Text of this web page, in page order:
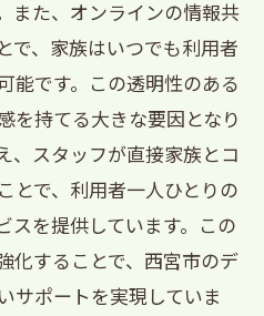
また、オンラインの情報共
で、家族はいつでも利用者
能です。この透明性のある
を持てる大きな要因となり
、スタッフが直接家族とコ
とで、利用者一人ひとりの
スを提供しています。この
化することで、西宮市のデ
サポートを実現していま